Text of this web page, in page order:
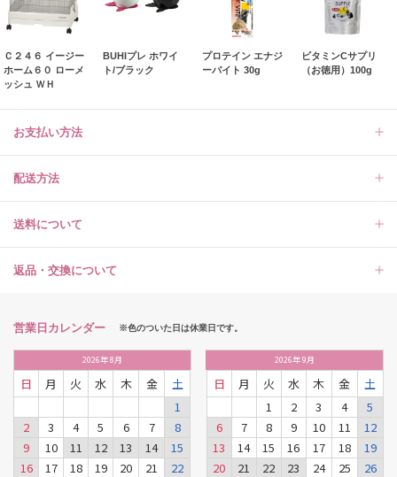
Ｃ２４６ イージー
ホーム６０ ローメ
ッシュ ＷＨ
BUHIプレ ホワイ
ト/ブラック
プロテイン エナジ
ーバイト 30g
ビタミンCサプリ
（お徳用）100g
お支払い方法
配送方法
送料について
返品・交換について
営業日カレンダー ※色のついた日は休業日です。
2026年8月
日 月 火 水 木 金
土
1
2
3 4 5 6 7
8
9
10 11 12 13 14
15
16
17 18 19 20 21 22
2026年9月
日 月 火 水 木 金
土
1
2 3 4
5
6
7 8 9 10 11
12
13
14 15 16 17 18
19
20
21 22 23 24 25 26